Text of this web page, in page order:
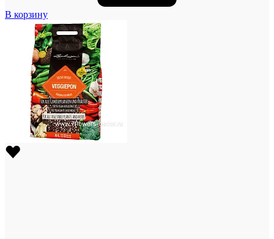
В корзину